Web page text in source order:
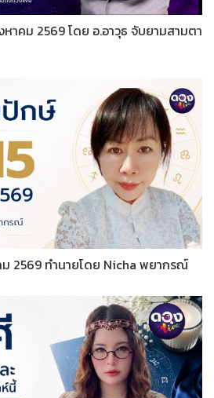
าคม 2569 โดย อ.อาวุธ จับยามสามตา
ม 2569 ทำนายโดย Nicha พยากรณ์